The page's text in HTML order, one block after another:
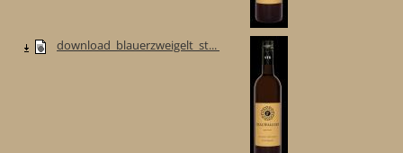
download_blauerzweigelt_st...